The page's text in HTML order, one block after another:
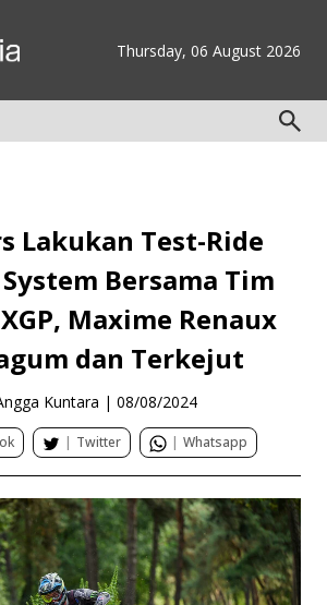
Thursday, 06 August 2026
Lakukan Test-Ride
Bersama Tim
Maxime Renaux
dan Terkejut
Kuntara | 08/08/2024
| Twitter | Whatsapp